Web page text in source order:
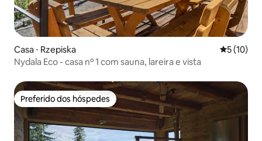
Casa ⋅ Rzepiska 5 de uma
5 (10)
Nydala Eco - casa nº 1 com sauna, lareira e vista
Preferido dos hóspedes
Preferido dos hóspedes